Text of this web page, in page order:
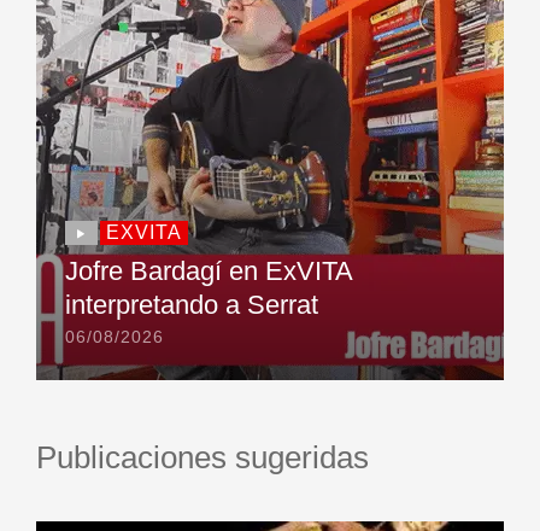
EXVITA
Jofre Bardagí en ExVITA
interpretando a Serrat
06/08/2026
Publicaciones sugeridas